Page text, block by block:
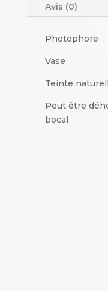
Avis (0)
Photophore
Vase
Teinte
Peut être
bocal